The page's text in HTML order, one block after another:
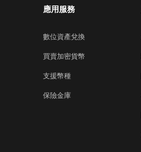
應用服務
數位資產兌換
買賣加密貨幣
支援幣種
保險金庫